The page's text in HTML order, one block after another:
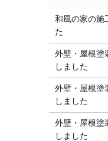
和風の家の施
た
外壁・屋根塗
しました
外壁・屋根塗
しました
外壁・屋根塗
しました